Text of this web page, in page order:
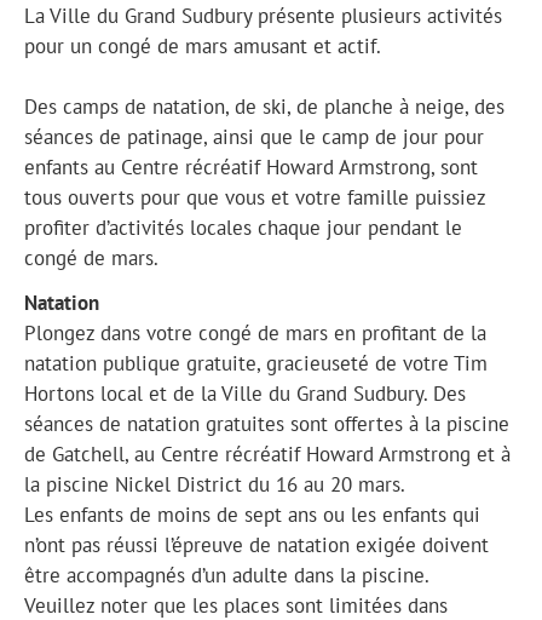
La Ville du Grand Sudbury présente plusieurs activités
pour un congé de mars amusant et actif.
Des camps de natation, de ski, de planche à neige, des
séances de patinage, ainsi que le camp de jour pour
enfants au Centre récréatif Howard Armstrong, sont
tous ouverts pour que vous et votre famille puissiez
profiter d’activités locales chaque jour pendant le
congé de mars.
Natation
Plongez dans votre congé de mars en profitant de la
natation publique gratuite, gracieuseté de votre Tim
Hortons local et de la Ville du Grand Sudbury. Des
séances de natation gratuites sont offertes à la piscine
de Gatchell, au Centre récréatif Howard Armstrong et à
la piscine Nickel District du 16 au 20 mars.
Les enfants de moins de sept ans ou les enfants qui
n’ont pas réussi l’épreuve de natation exigée doivent
être accompagnés d’un adulte dans la piscine.
Veuillez noter que les places sont limitées dans